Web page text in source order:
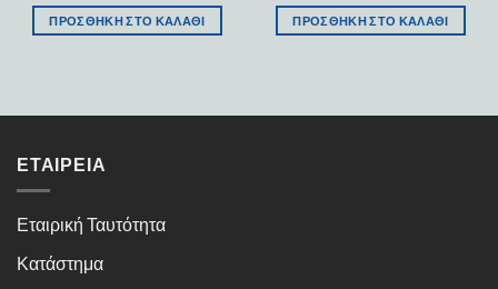
ΠΡΟΣΘΉΚΗ ΣΤΟ ΚΑΛΆΘΙ ΠΡΟΣΘΉΚΗ ΣΤΟ ΚΑΛΆΘΙ
ΕΤΑΙΡΕΊΑ
Εταιρική Ταυτότητα
Κατάστημα